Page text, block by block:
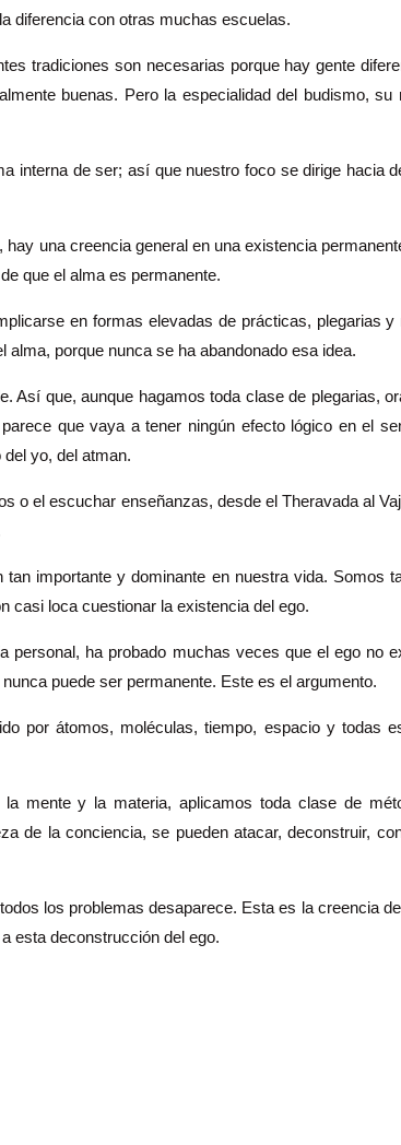
diferencia con otras muchas escuelas.
tradiciones son necesarias porque hay gente
buenas. Pero la especialidad del budismo,
interna de ser; así que nuestro foco se dirige hacia
una creencia general en una existencia
que el alma es permanente.
en formas elevadas de prácticas, plegarias
porque nunca se ha abandonado esa idea.
Así que, aunque hagamos toda clase de plegarias,
que vaya a tener ningún efecto lógico en el
yo, del atman.
o el escuchar enseñanzas, desde el Theravada al
importante y dominante en nuestra vida. Somos
casi loca cuestionar la existencia del ego.
ha probado muchas veces que el ego no
puede ser permanente. Este es el argumento.
por átomos, moléculas, tiempo, espacio y todas
mente y la materia, aplicamos toda clase de
de la conciencia, se pueden atacar, deconstruir,
los problemas desaparece. Esta es la creencia
esta deconstrucción del ego.